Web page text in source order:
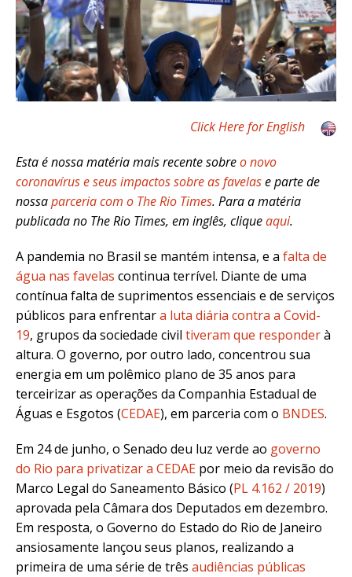
Click Here for English
Esta é nossa matéria mais recente sobreo novo
coronavírus e seus impactos sobre as favelase parte de
nossaparceria com o The Rio Times. Para a matéria
publicada no The Rio Times, em inglês, cliqueaqui.
A pandemia no Brasil se mantém intensa, e a falta de
água nas favelas continua terrível. Diante de uma
contínua falta de suprimentos essenciais e de serviços
públicos para enfrentara luta diária contra a Covid-
19, grupos da sociedade civil tiveram que responderà
altura. O governo, por outro lado, concentrou sua
energia em um polêmico plano de 35 anos para
terceirizar as operações da Companhia Estadual de
Águas e Esgotos (CEDAE), em parceria com o BNDES.
Em 24 de junho, o Senado deu luz verde ao governo
do Rio para privatizar a CEDAE por meio da revisão do
Marco Legal do Saneamento Básico (PL 4.162 / 2019)
aprovada pela Câmara dos Deputados em dezembro.
Em resposta, o Governo do Estado do Rio de Janeiro
ansiosamente lançou seus planos, realizando a
primeira de uma série de três audiências públicas